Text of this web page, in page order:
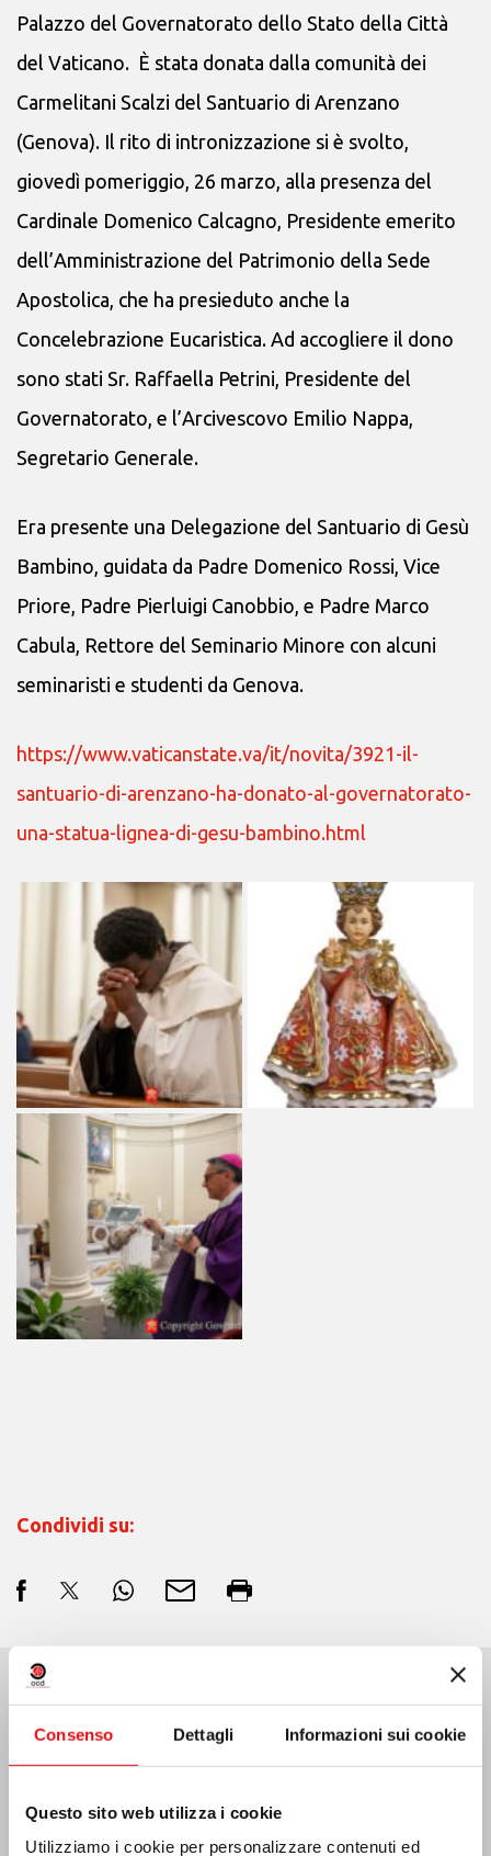
Consenso Dettagli Informazioni sui cookie
Questo sito web utilizza i cookie
Utilizziamo i cookie per personalizzare contenuti ed
Palazzo del Governatorato dello Stato della Città
del Vaticano. È stata donata dalla comunità dei
Carmelitani Scalzi del Santuario di Arenzano
(Genova). Il rito di intronizzazione si è svolto,
giovedì pomeriggio, 26 marzo, alla presenza del
Cardinale Domenico Calcagno, Presidente emerito
dell’Amministrazione del Patrimonio della Sede
Apostolica, che ha presieduto anche la
Concelebrazione Eucaristica. Ad accogliere il dono
sono stati Sr. Raffaella Petrini, Presidente del
Governatorato, e l’Arcivescovo Emilio Nappa,
Segretario Generale.
Era presente una Delegazione del Santuario di Gesù
Bambino, guidata da Padre Domenico Rossi, Vice
Priore, Padre Pierluigi Canobbio, e Padre Marco
Cabula, Rettore del Seminario Minore con alcuni
seminaristi e studenti da Genova.
https://www.vaticanstate.va/it/novita/3921-il-
santuario-di-arenzano-ha-donato-al-governatorato-
una-statua-lignea-di-gesu-bambino.html
Condividi su:
MESSICO: ASSEMBLEA PLENARIA OCD